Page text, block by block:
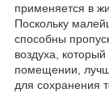
применяется в
Поскольку
способны
воздуха,
помещении,
для сохранения